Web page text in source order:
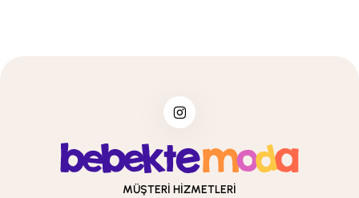
MÜŞTERİ HİZMETLERİ